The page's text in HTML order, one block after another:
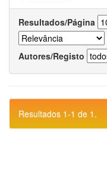
Resultados/Página
Autores/Registo
Resultados 1-1 de 1.